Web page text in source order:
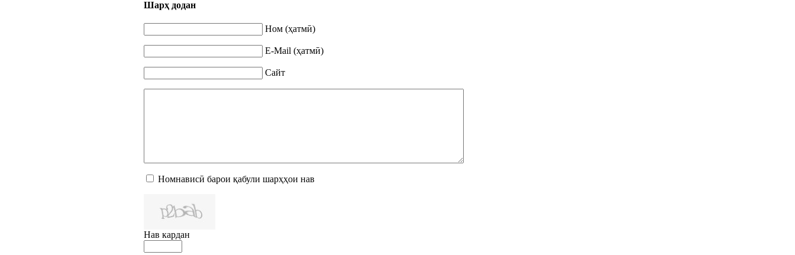
Шарҳ додан
Ном (ҳатмӣ)
E-Mail (ҳатмӣ)
Сайт
Номнависӣ барои қабули шарҳҳои нав
Нав кардан